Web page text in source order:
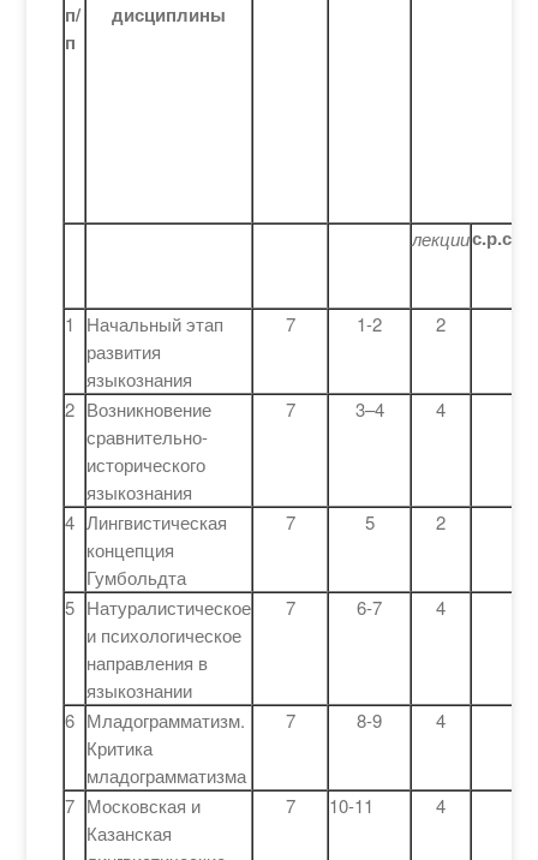
п/
п
дисциплины
лекциис.р.с.
1
Начальный этап
развития
языкознания
7 1-2 2
2 Возникновение
сравнительно-
исторического
языкознания
7 3–4 4
4 Лингвистическая
концепция
Гумбольдта
7 5 2
5 Натуралистическое
и психологическое
направления в
языкознании
7 6-7 4
6 Младограмматизм.
Критика
младограмматизма
7 8-9 4
7 Московская и
Казанская
7 10-11 4